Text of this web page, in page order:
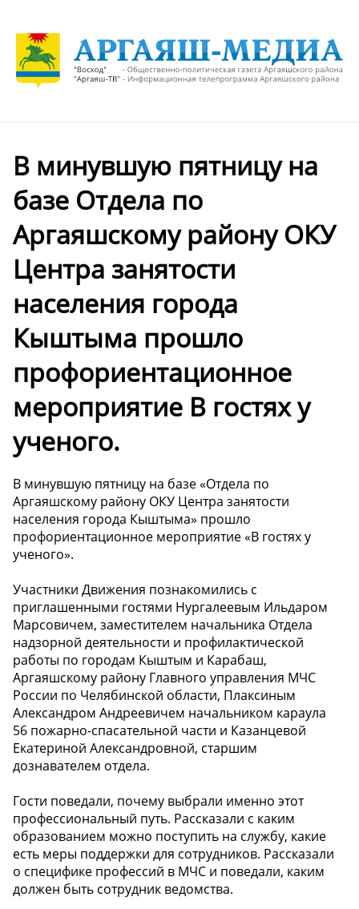
В минувшую пятницу на
базе Отдела по
Аргаяшскому району ОКУ
Центра занятости
населения города
Кыштыма прошло
профориентационное
мероприятие В гостях у
ученого.
В минувшую пятницу на базе «Отдела по
Аргаяшскому району ОКУ Центра занятости
населения города Кыштыма» прошло
профориентационное мероприятие «В гостях у
ученого».
Участники Движения познакомились с
приглашенными гостями Нургалеевым Ильдаром
Марсовичем, заместителем начальника Отдела
надзорной деятельности и профилактической
работы по городам Кыштым и Карабаш,
Аргаяшскому району Главного управления МЧС
России по Челябинской области, Плаксиным
Александром Андреевичем начальником караула
56 пожарно-спасательной части и Казанцевой
Екатериной Александровной, старшим
дознавателем отдела.
Гости поведали, почему выбрали именно этот
профессиональный путь. Рассказали с каким
образованием можно поступить на службу, какие
есть меры поддержки для сотрудников. Рассказали
о специфике профессий в МЧС и поведали, каким
должен быть сотрудник ведомства.